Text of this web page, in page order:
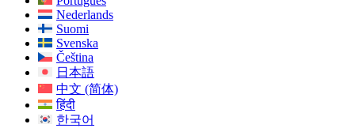
Nederlands
Suomi
Svenska
Čeština
日本語
中文 (简体)
हिंदी
한국어